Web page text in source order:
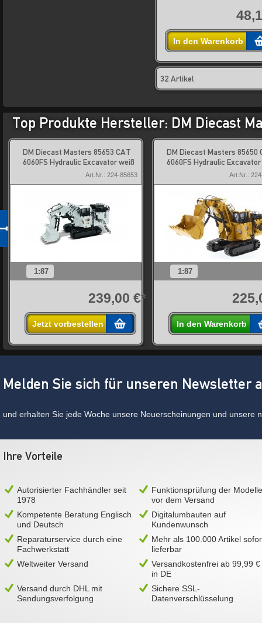
In den Warenkorb
32 Artikel
Top Produkte Hersteller: DM Diecast
DM Diecast Masters 85653 CAT
6060FS Hydraulic Excavator weiß
Art.Nr.: 224-85653
1:87
239,00 €*
Jetzt vorbestellen
DM Diecast Masters 85650
6060FS Hydraulic Excavator
Art.Nr.:
1:87
In den Warenkorb
Melden Sie sich für unseren Newsletter
und erhalten Sie jede Woche unsere Neuerscheinungen und unsere
Ihre Vorteile
Autorisierter Fachhändler seit
1978
Funktionsprüfung der Modelle
vor dem Versand
Kompetente Beratung Englisch
und Deutsch
Digitalumbauten auf
Kundenwunsch
Reparaturservice durch eine
Fachwerkstatt
Mehr als 100.000 Artikel
lieferbar
Weltweiter Versand
Versandkostenfrei ab 99,99 €
in DE
Versand durch DHL mit
Sendungsverfolgung
Sichere SSL-
Datenverschlüsselung